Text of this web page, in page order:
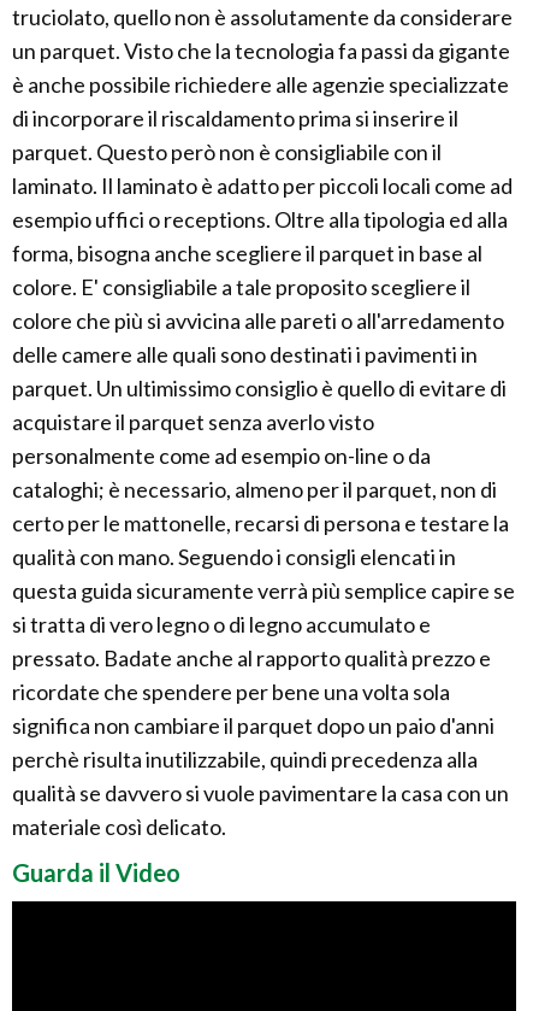
truciolato, quello non è assolutamente da considerare
un parquet. Visto che la tecnologia fa passi da gigante
è anche possibile richiedere alle agenzie specializzate
di incorporare il riscaldamento prima si inserire il
parquet. Questo però non è consigliabile con il
laminato. Il laminato è adatto per piccoli locali come ad
esempio uffici o receptions. Oltre alla tipologia ed alla
forma, bisogna anche scegliere il parquet in base al
colore. E' consigliabile a tale proposito scegliere il
colore che più si avvicina alle pareti o all'arredamento
delle camere alle quali sono destinati i pavimenti in
parquet. Un ultimissimo consiglio è quello di evitare di
acquistare il parquet senza averlo visto
personalmente come ad esempio on-line o da
cataloghi; è necessario, almeno per il parquet, non di
certo per le mattonelle, recarsi di persona e testare la
qualità con mano. Seguendo i consigli elencati in
questa guida sicuramente verrà più semplice capire se
si tratta di vero legno o di legno accumulato e
pressato. Badate anche al rapporto qualità prezzo e
ricordate che spendere per bene una volta sola
significa non cambiare il parquet dopo un paio d'anni
perchè risulta inutilizzabile, quindi precedenza alla
qualità se davvero si vuole pavimentare la casa con un
materiale così delicato.
Guarda il Video